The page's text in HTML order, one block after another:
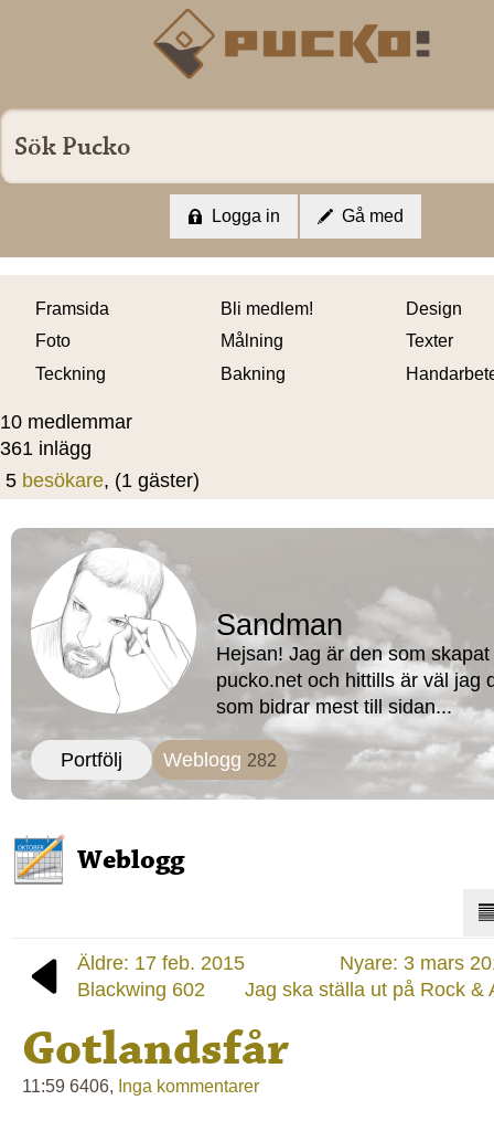
Framsida Bli medlem!
Design
Foto
Målning
Texter
Teckning
Bakning
10 medlemmar
361 inlägg
5 besökare, (1 gäster)
Logga in Gå med
Sandman
Hejsan! Jag är den som skapat
pucko.net och hittills är väl jag
som bidrar mest till sidan...
Portfölj Weblogg 282
Weblogg
Äldre: 17 feb. 2015
Blackwing 602
Nyare: 3 mars
Jag ska ställa ut på Rock &
Gotlandsfår
11:59 6406, Inga kommentarer